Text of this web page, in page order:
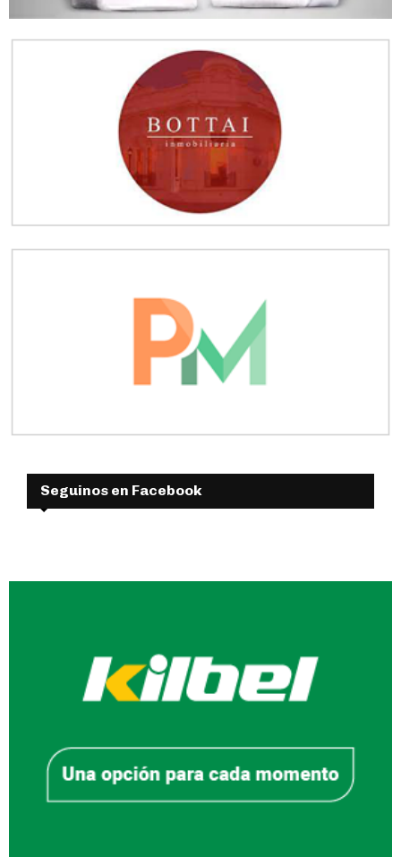
Seguinos en Facebook